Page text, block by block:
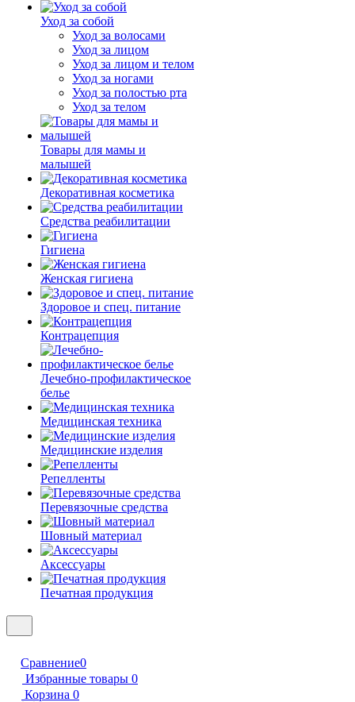
Уход за собой
Уход за волосами
Уход за лицом
Уход за лицом и телом
Уход за ногами
Уход за полостью рта
Уход за телом
Товары для мамы и
малышей
Декоративная косметика
Средства реабилитации
Гигиена
Женская гигиена
Здоровое и спец. питание
Контрацепция
Лечебно-профилактическое
белье
Медицинская техника
Медицинские изделия
Репелленты
Перевязочные средства
Шовный материал
Аксессуары
Печатная продукция
Сравнение0
Избранные товары 0
Корзина 0